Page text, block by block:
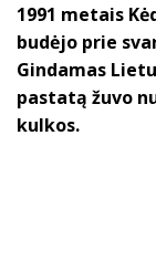
1991 metais
budėjo prie
Gindamas
pastatą žuvo
kulkos.